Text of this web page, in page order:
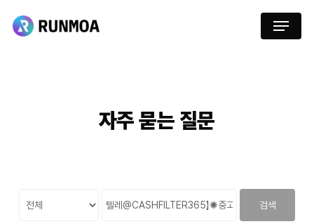
Menu
자주 묻는 질문
검색